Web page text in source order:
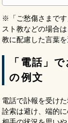
※「ご愁傷さまです
スト教などの場合
教に配慮した言葉を
「電話」
の例文
電話で訃報を受け
詮索は避け、端的